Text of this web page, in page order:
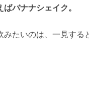
ばバナナシェイク。
みたいのは、一見す